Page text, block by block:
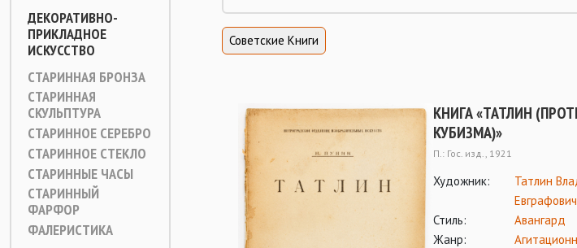
ДЕКОРАТИВНО-
ПРИКЛАДНОЕ
ИСКУССТВО
СТАРИННАЯ БРОНЗА
СТАРИННАЯ
СКУЛЬПТУРА
СТАРИННОЕ СЕРЕБРО
СТАРИННОЕ СТЕКЛО
СТАРИННЫЕ ЧАСЫ
СТАРИННЫЙ
ФАРФОР
ФАЛЕРИСТИКА
Советские Книги
КНИГА «ТАТЛИН
КУБИЗМА)»
П.: Гос. изд., 1921
Художник:
Татлин
Евграфович
Стиль:
Авангард
Жанр: